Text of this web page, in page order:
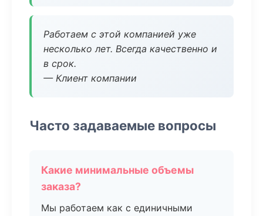
Работаем с этой компанией уже
несколько лет. Всегда качественно и
в срок.
— Клиент компании
Часто задаваемые вопросы
Какие минимальные объемы
заказа?
Мы работаем как с единичными